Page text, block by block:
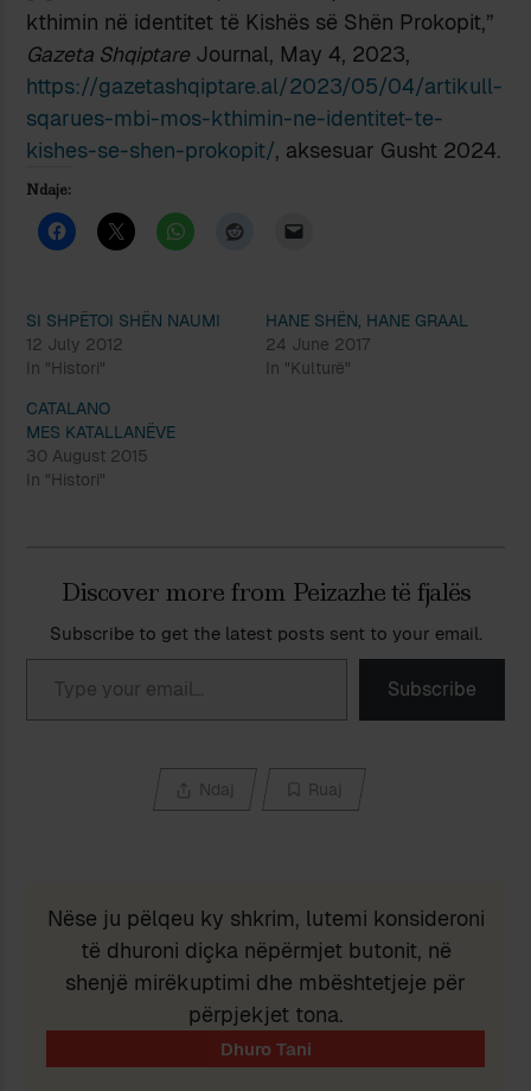
kthimin në identitet të Kishës së Shën Prokopit,”
Gazeta Shqiptare Journal, May 4, 2023,
https://gazetashqiptare.al/2023/05/04/artikull-
sqarues-mbi-mos-kthimin-ne-identitet-te-
kishes-se-shen-prokopit/, aksesuar Gusht 2024.
Ndaje:
SI SHPËTOI SHËN NAUMI
12 July 2012
In "Histori"
HANE SHËN, HANE GRAAL
24 June 2017
In "Kulturë"
CATALANO
MES KATALLANËVE
30 August 2015
In "Histori"
Discover more from Peizazhe të fjalës
Subscribe to get the latest posts sent to your email.
Type your email…
Subscribe
Ndaj Ruaj
Nëse ju pëlqeu ky shkrim, lutemi konsideroni
të dhuroni diçka nëpërmjet butonit, në
shenjë mirëkuptimi dhe mbështetjeje për
përpjekjet tona.